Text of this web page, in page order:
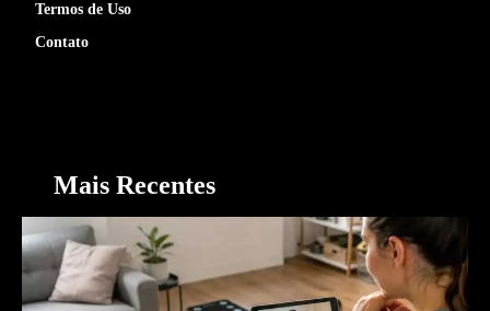
Termos de Uso
Contato
Mais Recentes